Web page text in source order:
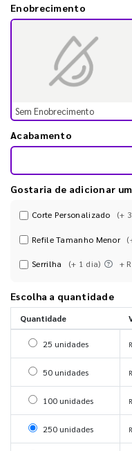
Enobrecimento
Sem Enobrecimento
Acabamento
Gostaria de adicionar
Corte Personalizado (+
Refile Tamanho Menor
Serrilha (+ 1 dia) +
Escolha a quantidade
Quantidade
Selecionar 25
25 unidades
Selecionar 50
50 unidades
Selecionar 100
100 unidades
Selecionar 250
250 unidades